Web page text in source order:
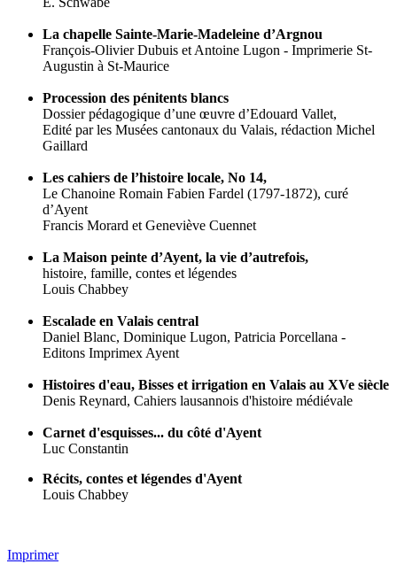
La chapelle Sainte-Marie-Madeleine d’Argnou
François-Olivier Dubuis et Antoine Lugon - Imprimerie St-
Augustin à St-Maurice
Procession des pénitents blancs
Dossier pédagogique d’une œuvre d’Edouard Vallet,
Edité par les Musées cantonaux du Valais, rédaction Michel
Gaillard
Les cahiers de l’histoire locale, No 14,
Le Chanoine Romain Fabien Fardel (1797-1872), curé
d’Ayent
Francis Morard et Geneviève Cuennet
La Maison peinte d’Ayent, la vie d’autrefois,
histoire, famille, contes et légendes
Louis Chabbey
Escalade en Valais central
Daniel Blanc, Dominique Lugon, Patricia Porcellana -
Editons Imprimex Ayent
Histoires d'eau, Bisses et irrigation en Valais au XVe siècle
Denis Reynard, Cahiers lausannois d'histoire médiévale
Carnet d'esquisses... du côté d'Ayent
Luc Constantin
Récits, contes et légendes d'Ayent
Louis Chabbey
Imprimer